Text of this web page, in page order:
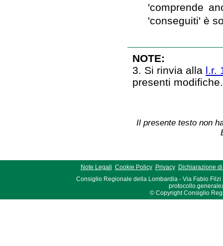
'comprende
'conseguiti' è
NOTE:
3. Si rinvia alla l.r.
presenti
Il presente testo non
Note Legali Cookie Policy Privacy
Dichiarazione
Consiglio Regionale della Lombardia - Via Fabio Filzi
© Copyright Consiglio